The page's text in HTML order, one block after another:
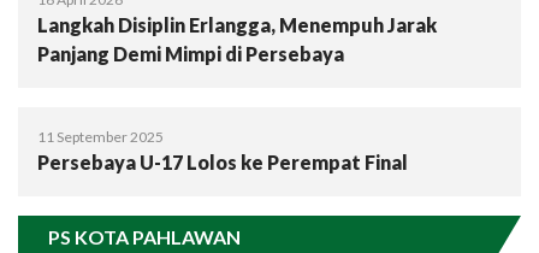
Langkah Disiplin Erlangga, Menempuh Jarak
Panjang Demi Mimpi di Persebaya
11 September 2025
Persebaya U-17 Lolos ke Perempat Final
PS KOTA PAHLAWAN